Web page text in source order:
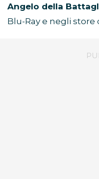
Angelo della
Blu-Ray e negli store